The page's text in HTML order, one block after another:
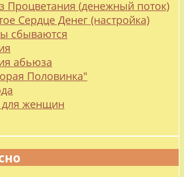
Процветания (денежный поток)
Сердце Денег (настройка)
сбываются
абьюза
Половинка"
для женщин